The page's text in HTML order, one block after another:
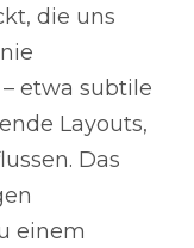
die uns
etwa subtile
Layouts,
Das
einem